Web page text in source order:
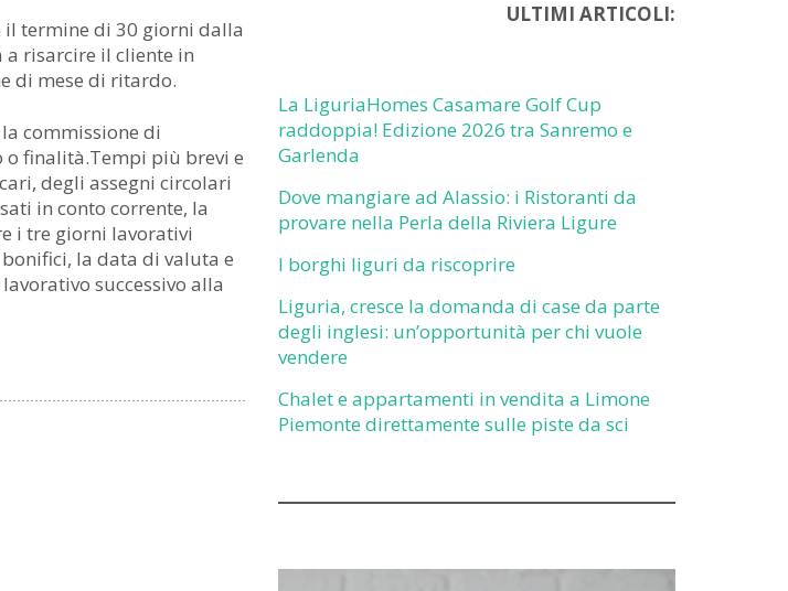
il termine di 30 giorni dalla
risarcire il cliente in
di mese di ritardo.
commissione di
o finalità.Tempi più brevi e
degli assegni circolari
in conto corrente, la
i tre giorni lavorativi
la data di valuta e
successivo alla
ULTIMI ARTICOLI:
La LiguriaHomes Casamare Golf Cup
raddoppia! Edizione 2026 tra Sanremo e
Garlenda
Dove mangiare ad Alassio: i Ristoranti da
provare nella Perla della Riviera Ligure
I borghi liguri da riscoprire
Liguria, cresce la domanda di case da parte
degli inglesi: un’opportunità per chi vuole
vendere
Chalet e appartamenti in vendita a Limone
Piemonte direttamente sulle piste da sci